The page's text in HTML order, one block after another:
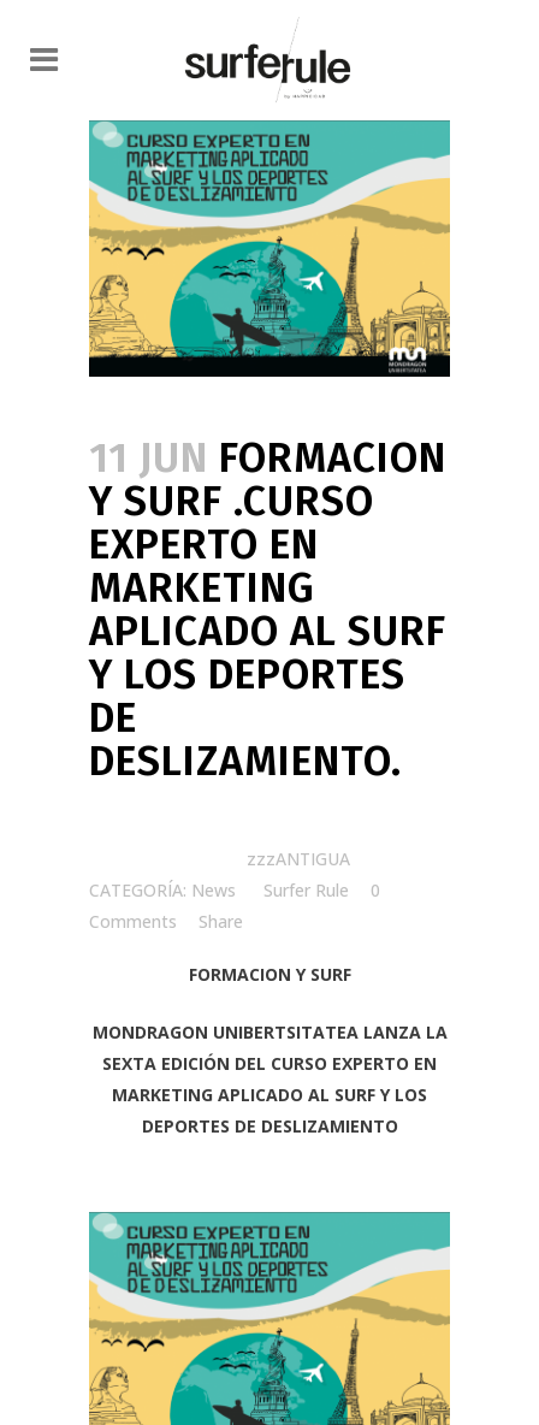
11 JUN FORMACION
Y SURF .CURSO
EXPERTO EN
MARKETING
APLICADO AL SURF
Y LOS DEPORTES
DE
DESLIZAMIENTO.
zzzANTIGUA
CATEGORÍA: News
Surfer Rule
0
Comments
Share
FORMACION Y SURF
MONDRAGON UNIBERTSITATEA LANZA LA
SEXTA EDICIÓN DEL CURSO EXPERTO EN
MARKETING APLICADO AL SURF Y LOS
DEPORTES DE DESLIZAMIENTO